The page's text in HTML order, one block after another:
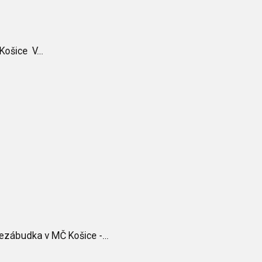
V...
v MČ Košice -...